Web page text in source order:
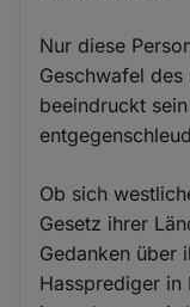
Nur diese
Geschwafel
beeindruckt
Ob sich
Gesetz ihrer
Gedanken über
Hassprediger in